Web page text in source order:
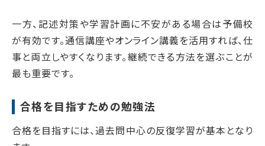
一方、記述対策や学習計画に不安がある場合は予備校
が有効です。通信講座やオンライン講義を活用すれば、仕
事と両立しやすくなります。継続できる方法を選ぶことが
最も重要です。
合格を目指すための勉強法
合格を目指すには、過去問中心の反復学習が基本となり